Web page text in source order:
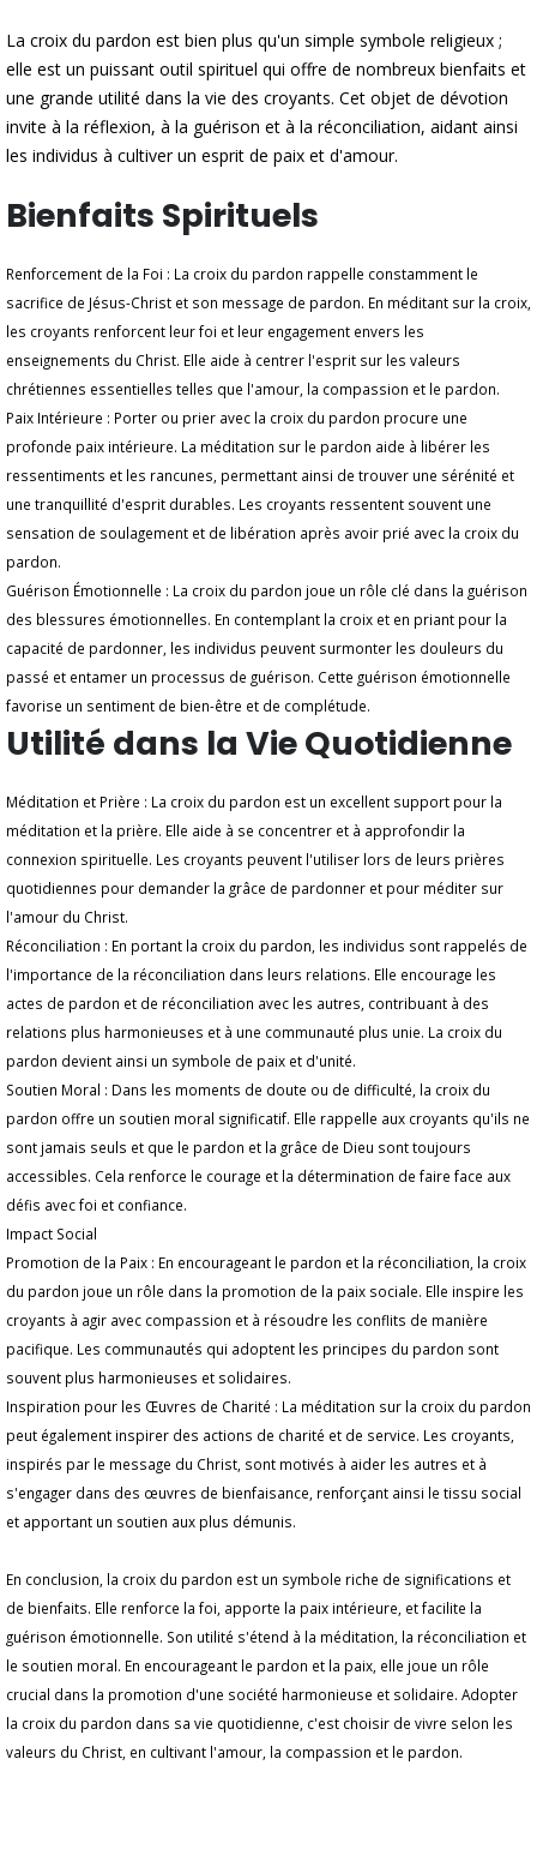
La croix du pardon est bien plus qu'un simple symbole religieux ;
elle est un puissant outil spirituel qui offre de nombreux bienfaits et
une grande utilité dans la vie des croyants. Cet objet de dévotion
invite à la réflexion, à la guérison et à la réconciliation, aidant ainsi
les individus à cultiver un esprit de paix et d'amour.
Bienfaits Spirituels
Renforcement de la Foi : La croix du pardon rappelle constamment le
sacrifice de Jésus-Christ et son message de pardon. En méditant sur la croix,
les croyants renforcent leur foi et leur engagement envers les
enseignements du Christ. Elle aide à centrer l'esprit sur les valeurs
chrétiennes essentielles telles que l'amour, la compassion et le pardon.
Paix Intérieure : Porter ou prier avec la croix du pardon procure une
profonde paix intérieure. La méditation sur le pardon aide à libérer les
ressentiments et les rancunes, permettant ainsi de trouver une sérénité et
une tranquillité d'esprit durables. Les croyants ressentent souvent une
sensation de soulagement et de libération après avoir prié avec la croix du
pardon.
Guérison Émotionnelle : La croix du pardon joue un rôle clé dans la guérison
des blessures émotionnelles. En contemplant la croix et en priant pour la
capacité de pardonner, les individus peuvent surmonter les douleurs du
passé et entamer un processus de guérison. Cette guérison émotionnelle
favorise un sentiment de bien-être et de complétude.
Utilité dans la Vie Quotidienne
Méditation et Prière : La croix du pardon est un excellent support pour la
méditation et la prière. Elle aide à se concentrer et à approfondir la
connexion spirituelle. Les croyants peuvent l'utiliser lors de leurs prières
quotidiennes pour demander la grâce de pardonner et pour méditer sur
l'amour du Christ.
Réconciliation : En portant la croix du pardon, les individus sont rappelés de
l'importance de la réconciliation dans leurs relations. Elle encourage les
actes de pardon et de réconciliation avec les autres, contribuant à des
relations plus harmonieuses et à une communauté plus unie. La croix du
pardon devient ainsi un symbole de paix et d'unité.
Soutien Moral : Dans les moments de doute ou de difficulté, la croix du
pardon offre un soutien moral significatif. Elle rappelle aux croyants qu'ils ne
sont jamais seuls et que le pardon et la grâce de Dieu sont toujours
accessibles. Cela renforce le courage et la détermination de faire face aux
défis avec foi et confiance.
Impact Social
Promotion de la Paix : En encourageant le pardon et la réconciliation, la croix
du pardon joue un rôle dans la promotion de la paix sociale. Elle inspire les
croyants à agir avec compassion et à résoudre les conflits de manière
pacifique. Les communautés qui adoptent les principes du pardon sont
souvent plus harmonieuses et solidaires.
Inspiration pour les Œuvres de Charité : La méditation sur la croix du pardon
peut également inspirer des actions de charité et de service. Les croyants,
inspirés par le message du Christ, sont motivés à aider les autres et à
s'engager dans des œuvres de bienfaisance, renforçant ainsi le tissu social
et apportant un soutien aux plus démunis.
En conclusion, la croix du pardon est un symbole riche de significations et
de bienfaits. Elle renforce la foi, apporte la paix intérieure, et facilite la
guérison émotionnelle. Son utilité s'étend à la méditation, la réconciliation et
le soutien moral. En encourageant le pardon et la paix, elle joue un rôle
crucial dans la promotion d'une société harmonieuse et solidaire. Adopter
la croix du pardon dans sa vie quotidienne, c'est choisir de vivre selon les
valeurs du Christ, en cultivant l'amour, la compassion et le pardon.